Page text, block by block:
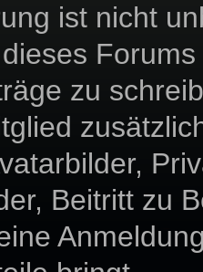
ist nicht
zu
Beitritt zu